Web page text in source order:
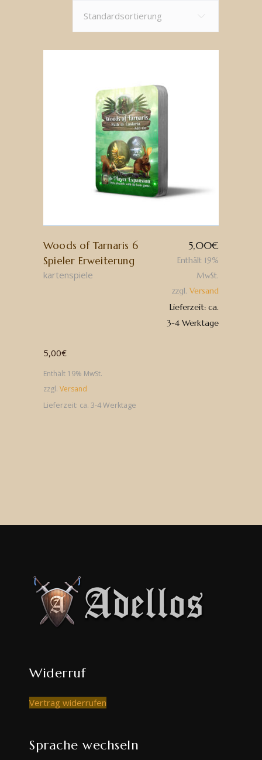
Standardsortierung
Woods of Tarnaris 6
Spieler Erweiterung
5,00€
Enthält 19%
MwSt.
zzgl. Versand
Lieferzeit: ca.
3-4 Werktage
kartenspiele
5,00€
Enthält 19% MwSt.
zzgl. Versand
Lieferzeit: ca. 3-4 Werktage
Widerruf
Vertrag widerrufen
Sprache wechseln